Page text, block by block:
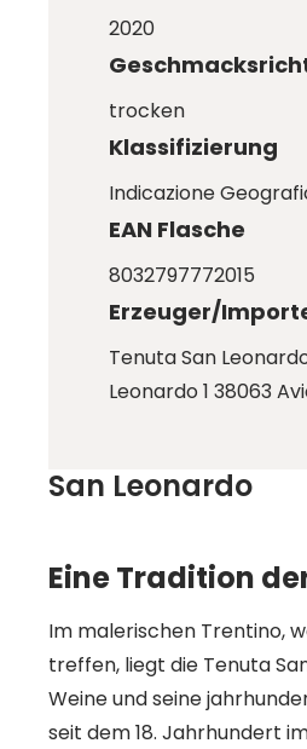
2020
trocken
Klassifizierung
Indicazione
EAN Flasche
8032797772015
Erzeuger/
Tenuta San
Leonardo 1 38063
San Leonardo
Eine Tradition
Im malerischen Trentino,
treffen, liegt die Tenuta
Weine und seine
seit dem 18. Jahrhundert